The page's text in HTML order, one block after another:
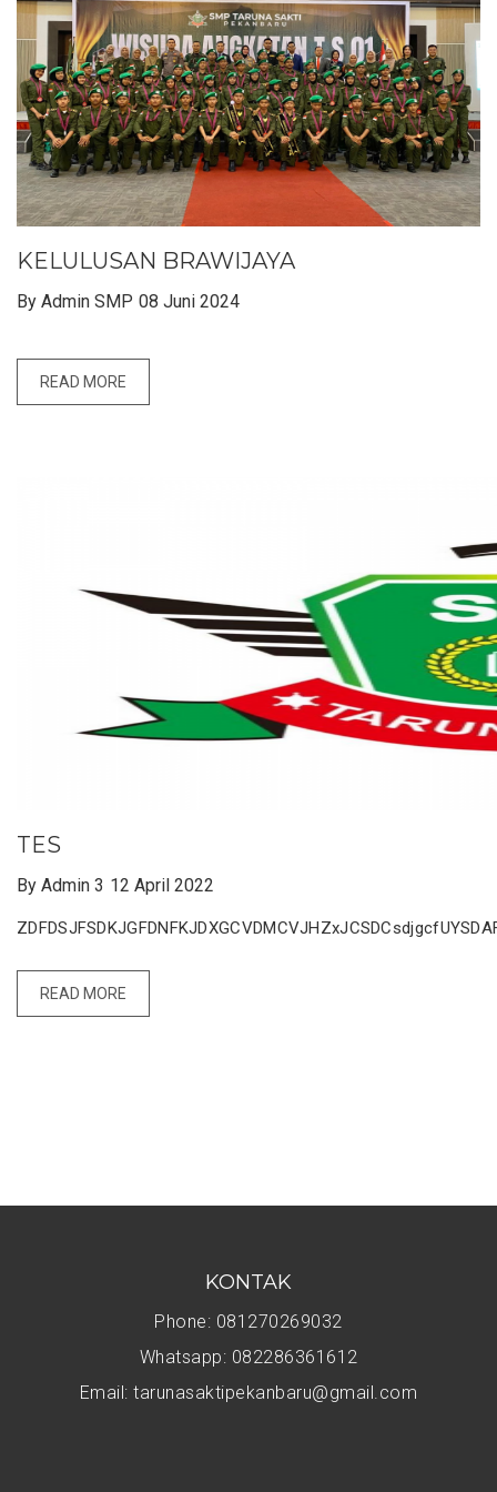
KELULUSAN BRAWIJAYA
By Admin SMP 08 Juni 2024
READ MORE
TES
By Admin 3 12 April 2022
READ MORE
KONTAK
Phone: 081270269032
Whatsapp: 082286361612
Email: tarunasaktipekanbaru@gmail.com